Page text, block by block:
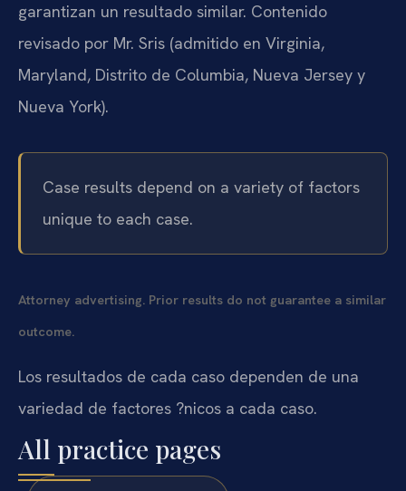
garantizan un resultado similar. Contenido
revisado por Mr. Sris (admitido en Virginia,
Maryland, Distrito de Columbia, Nueva Jersey y
Nueva York).
Case results depend on a variety of factors
unique to each case.
Attorney advertising. Prior results do not guarantee a similar
outcome.
Los resultados de cada caso dependen de una
variedad de factores ?nicos a cada caso.
All practice pages